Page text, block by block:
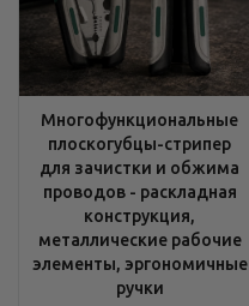
Многофункциональные
плоскогубцы-стрипер
для зачистки и обжима
проводов - раскладная
конструкция,
металлические рабочие
элементы, эргономичные
ручки